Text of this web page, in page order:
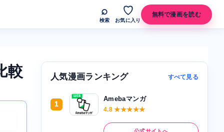
⌕
検索
♡
お気に入り
無料で漫画を読む
較 人気漫画ランキング すべて見る
1
Amebaマンガ
4.8 ★★★★★